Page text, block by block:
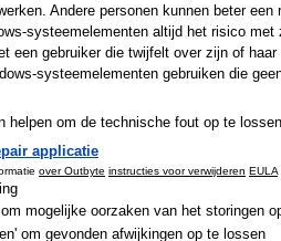
Andere personen kunnen beter een
systeemelementen altijd het risico
een gebruiker die twijfelt over zijn of
systeemelementen gebruiken die
helpen om de technische fout op te
applicatie
over Outbyte instructies voor verwijderen EULA
mogelijke oorzaken van het storingen
om gevonden afwijkingen op te lossen